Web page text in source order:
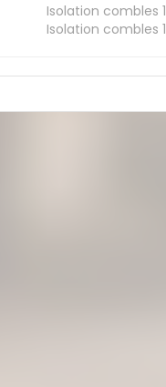
Isolation combles 1
Isolation combles 1